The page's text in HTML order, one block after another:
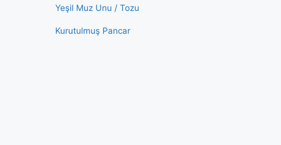
Yeşil Muz Unu / Tozu
Kurutulmuş Pancar